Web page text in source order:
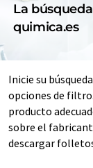
La
quimica.es
Inicie su
opciones de
producto
sobre el
descargar